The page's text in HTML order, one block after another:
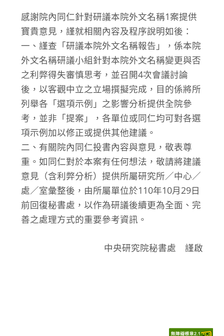
感謝院內同仁針對研議本院外文名稱1案提供
寶貴意見，謹就相關內容及程序說明如後：
一、謹查「研議本院外文名稱報告」，係本院
外文名稱研議小組針對本院外文名稱變更與否
之利弊得失審慎思考，並召開4次會議討論
後，以客觀中立之立場撰擬完成，目的係將所
列舉各「選項示例」之影響分析提供全院參
考，並非「提案」，各單位或同仁均可對各選
項示例加以修正或提供其他建議。
二、有關院內同仁投書內容與意見，敬表尊
重。如同仁對於本案有任何想法，敬請將建議
意見（含利弊分析）提供所屬研究所／中心／
處／室彙整後，由所屬單位於110年10月29日
前回復秘書處，以作為研議後續更為全面、完
善之處理方式的重要參考資訊。
中央研究院秘書處 謹啟